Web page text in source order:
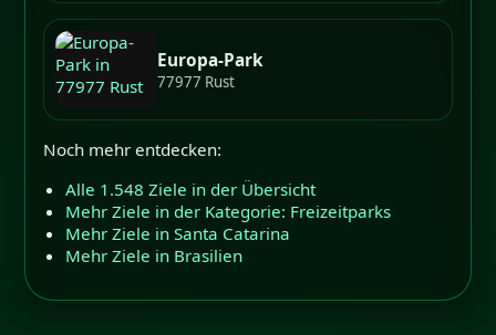
Europa-Park
77977 Rust
Noch mehr entdecken:
Alle 1.548 Ziele in der Übersicht
Mehr Ziele in der Kategorie: Freizeitparks
Mehr Ziele in Santa Catarina
Mehr Ziele in Brasilien